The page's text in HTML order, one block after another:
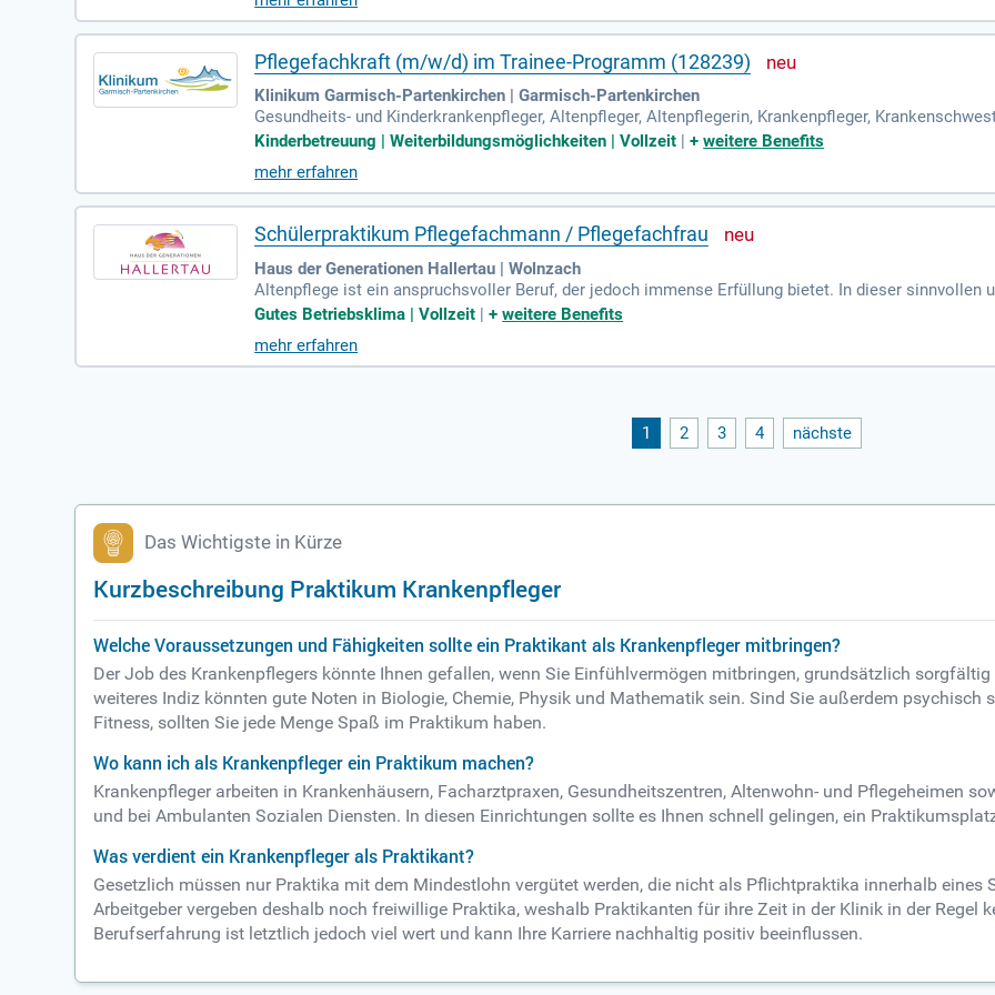
und stimmen sich eng mit anderen Fachbereichen ab. Abgeschlossen wird Ihr Profil durch eine
mindestens zwei Jahren Berufserfahrung. Wirtschaftliches Denken und Interesse an
Pflegefachkraft (m/w/d) im Trainee-Programm (128239)
Klinikum Garmisch-Partenkirchen | Garmisch-Partenkirchen
Gesundheits- und Kinderkrankenpfleger, Altenpfleger, Altenpflegerin, Krankenpfleger,
Kinderbetreuung | Weiterbildungsmöglichkeiten | Vollzeit |+weitere Benefits
mehr erfahren
Schülerpraktikum Pflegefachmann / Pflegefachfrau
Haus der Generationen Hallertau | Wolnzach
Altenpflege ist ein anspruchsvoller Beruf, der jedoch immense Erfüllung bietet. In dieser sinnvollen
erstützt du hilfsbedürftige Menschen, einen würdevollen Lebensabend zu erleben. Für die
Pflegebedürftigen ist entscheidend. Durch deine Arbeit trägst du zur Lebensqualität älterer
ginne jetzt deine Karriere in der Altenpflege und engagiere dich für eine bedeutende Aufgabe im
Gutes Betriebsklima | Vollzeit |+weitere Benefits
mehr erfahren
1 2 3 4 nächste
Das Wichtigste in Kürze
Kurzbeschreibung Praktikum Krankenpfleger
Welche Voraussetzungen und Fähigkeiten sollte ein Praktikant als Krankenpfleger mitbringen?
Der Job des Krankenpflegers könnte Ihnen gefallen, wenn Sie Einfühlvermögen mitbringen, grundsätzlich
weiteres Indiz könnten gute Noten in Biologie, Chemie, Physik und Mathematik sein. Sind Sie außerdem psychisch
Fitness, sollten Sie jede Menge Spaß im Praktikum haben.
Wo kann ich als Krankenpfleger ein Praktikum machen?
Krankenpfleger arbeiten in Krankenhäusern, Facharztpraxen, Gesundheitszentren, Altenwohn- und Pflegeheimen
und bei Ambulanten Sozialen Diensten. In diesen Einrichtungen sollte es Ihnen schnell gelingen, ein
Was verdient ein Krankenpfleger als Praktikant?
Gesetzlich müssen nur Praktika mit dem Mindestlohn vergütet werden, die nicht als Pflichtpraktika innerhalb eines
Arbeitgeber vergeben deshalb noch freiwillige Praktika, weshalb Praktikanten für ihre Zeit in der Klinik in der Regel
Berufserfahrung ist letztlich jedoch viel wert und kann Ihre Karriere nachhaltig positiv beeinflussen.